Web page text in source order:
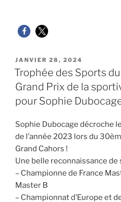
PUBLIÉ
LE
JANVIER 28, 2024
Trophée des Sports
Grand Prix de la
pour Sophie
Sophie Dubocage décroche
de l’année 2023 lors du
Grand Cahors !
Une belle reconnaissance de
– Championne de France
Master B
– Championnat d’Europe et